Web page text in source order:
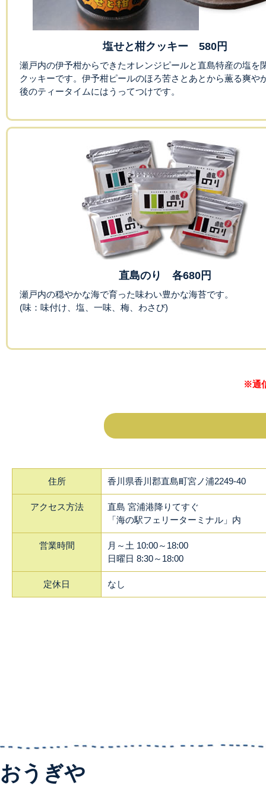
塩せと柑クッキー 580円
瀬戸内の伊予柑からできたオレンジピールと直島特産の塩を
クッキーです。伊予柑ピールのほろ苦さとあとから薫る爽や
後のティータイムにはうってつけです。
直島のり 各680円
瀬戸内の穏やかな海で育った味わい豊かな海苔です。
(味：味付け、塩、一味、梅、わさび)
※通
住所 香川県香川郡直島町宮ノ浦2249-40
アクセス方法
直島 宮浦港降りてすぐ
「海の駅フェリーターミナル」内
営業時間
月～土 10:00～18:00
日曜日 8:30～18:00
定休日 なし
おうぎや